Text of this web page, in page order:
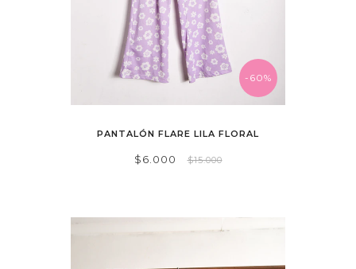
-60%
PANTALÓN FLARE LILA FLORAL
$6.000 $15.000